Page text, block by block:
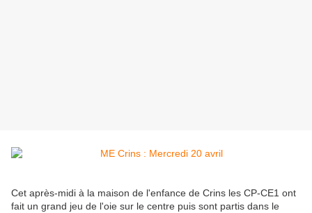
Cet après-midi à la maison de l'enfance de Crins les CP-CE1 ont
fait un grand jeu de l'oie sur le centre puis sont partis dans le